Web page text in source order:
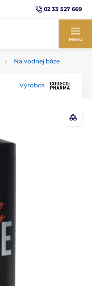
02 33 527 669
Menu
Na vodnej báze
Výrobca